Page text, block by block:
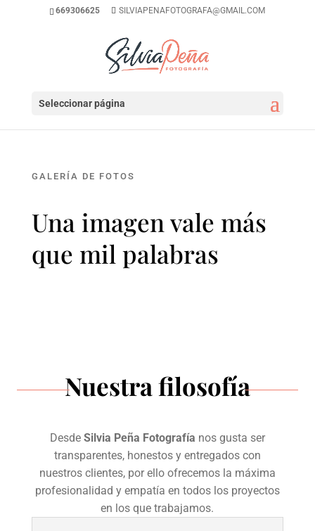
669306625 SILVIAPENAFOTOGRAFA@GMAIL.COM
Seleccionar página
GALERÍA DE FOTOS
Una imagen vale más
que mil palabras
Nuestra filosofía
Desde Silvia Peña Fotografía nos gusta ser
transparentes, honestos y entregados con
nuestros clientes, por ello ofrecemos la máxima
profesionalidad y empatía en todos los proyectos
en los que trabajamos.